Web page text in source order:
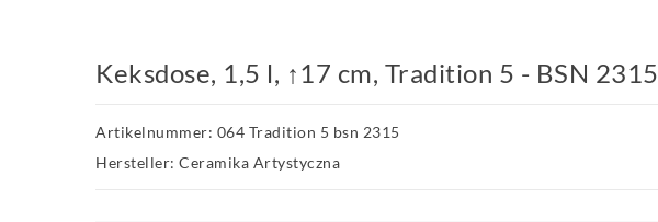
Keksdose, 1,5 l, ↑17 cm, Tradition 5 - BSN 2315
Artikelnummer: 064 Tradition 5 bsn 2315
Hersteller: Ceramika Artystyczna